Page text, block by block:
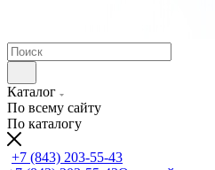
Каталог
По всему сайту
По каталогу
+7 (843) 203-55-43